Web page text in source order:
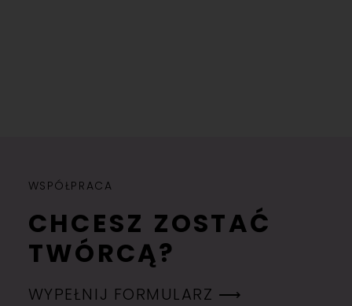
WSPÓŁPRACA
CHCESZ ZOSTAĆ
TWÓRCĄ?
WYPEŁNIJ FORMULARZ ⟶